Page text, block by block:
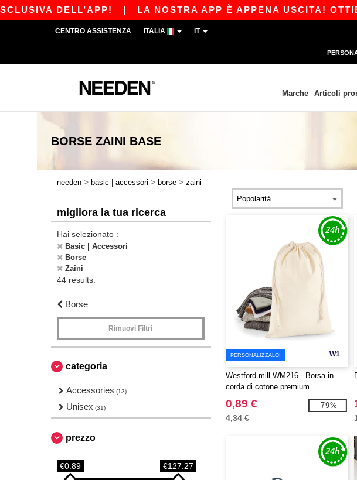
DELL’APP!|LA NOSTRA APP È APPENA USCITA! OTTIENI
CENTRO ASSISTENZA ITALIA IT
Marche Articoli
BORSE ZAINI BASE
needen > basic | accessori > borse > zaini
migliora la tua ricerca
Hai selezionato :
Basic | Accessori
Borse
Zaini
44 results.
Borse
Rimuovi Filtri
categoria
Accessories (13)
Unisex (31)
prezzo
€0.89 €127.27
W1
PERSONALIZZALO!
Westford mill WM216 - Borsa in
corda di cotone premium
0,89 €
4,34 €
-79%